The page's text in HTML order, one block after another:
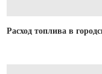
Расход топлива в